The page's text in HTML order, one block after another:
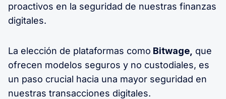
proactivos en la seguridad de nuestras finanzas
digitales.
La elección de plataformas como Bitwage, que
ofrecen modelos seguros y no custodiales, es
un paso crucial hacia una mayor seguridad en
nuestras transacciones digitales.